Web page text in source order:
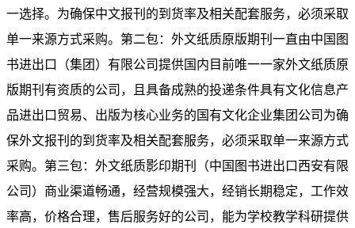
一选择。为确保中文报刊的到货率及相关配套服务，必须采取
单一来源方式采购。第二包：外文纸质原版期刊一直由中国图
书进出口（集团）有限公司提供国内目前唯一一家外文纸质原
版期刊有资质的公司，且具备成熟的投递条件具有文化信息产
品进出口贸易、出版为核心业务的国有文化企业集团公司为确
保外文报刊的到货率及相关配套服务，必须采取单一来源方式
采购。第三包：外文纸质影印期刊（中国图书进出口西安有限
公司）商业渠道畅通，经营规模强大，经销长期稳定，工作效
率高，价格合理，售后服务好的公司，能为学校教学科研提供